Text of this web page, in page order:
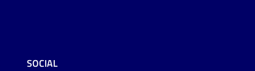
SOCIAL